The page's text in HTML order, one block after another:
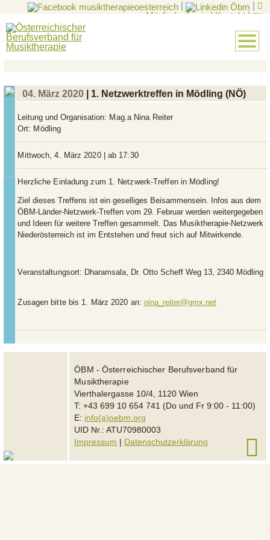
Mitglieder-Login
| Kontakt | EN
04. März 2020 | 1. Netzwerktreffen in Mödling (NÖ)
Leitung und Organisation: Mag.a Nina Reiter
Ort: Mödling
Mittwoch, 4. März 2020 | ab 17:30
Herzliche Einladung zum 1. Netzwerk-Treffen in Mödling!
Ziel dieses Treffens ist ein geselliges Beisammensein. Infos aus dem
ÖBM-Länder-Netzwerk-Treffen vom 29. Februar werden weitergegeben
und Ideen für weitere Treffen gesammelt. Das Musiktherapie-Netzwerk
Niederösterreich ist im Entstehen und freut sich auf Mitwirkende.
Veranstaltungsort: Dharamsala, Dr. Otto Scheff Weg 13, 2340 Mödling
Zusagen bitte bis 1. März 2020 an: nina_reiter@gmx.net
ÖBM - Österreichischer Berufsverband für
Musiktherapie
Vierthalergasse 10/4, 1120 Wien
T: +43 699 10 654 741 (Do und Fr 9:00 - 11:00)
E: info(a)oebm.org
UID Nr.: ATU70980003
Impressum
Datenschutzerklärung